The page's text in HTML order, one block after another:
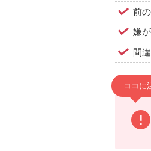
前
嫌
間
ココに